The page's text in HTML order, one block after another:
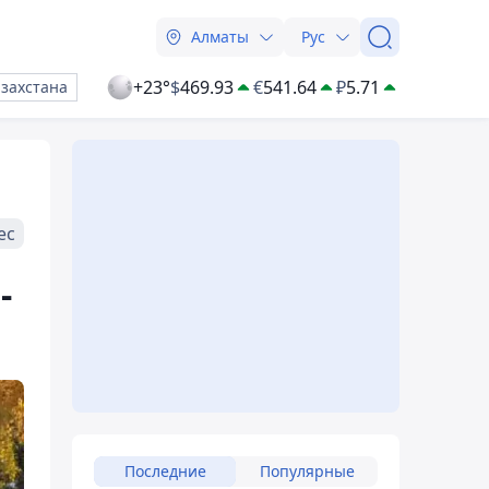
Алматы Рус
+23°$469.93 €541.64 ₽5.71
Последние Популярные